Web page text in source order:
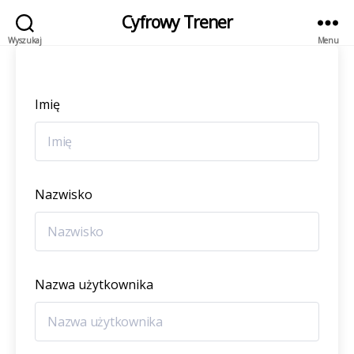
Wyszukaj
Cyfrowy Trener
Menu
Imię
Nazwisko
Nazwa użytkownika